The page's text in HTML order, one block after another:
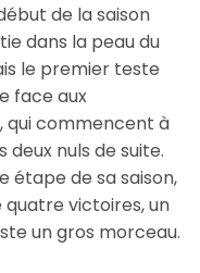
de la saison
dans la peau du
le premier teste
face aux
qui commencent à
nuls de suite.
étape de sa saison,
victoires, un
un gros morceau.